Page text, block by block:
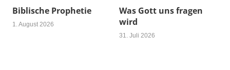
Biblische Prophetie
1. August 2026
Was Gott uns fragen
wird
31. Juli 2026